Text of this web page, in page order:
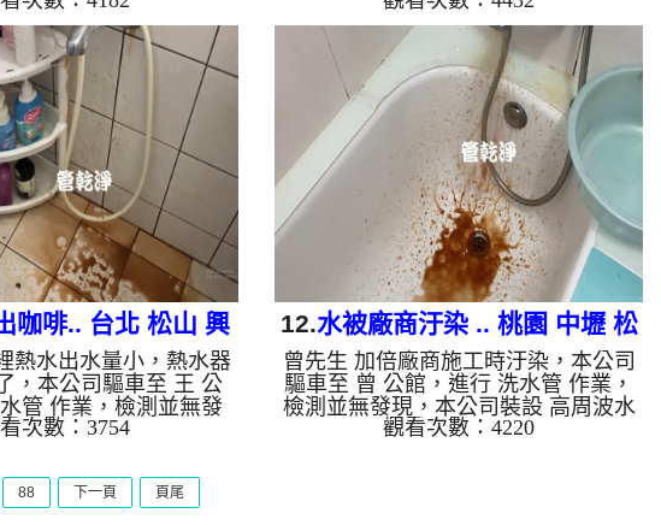
啟 水管清洗機 ，啟動
，一洗水管就流出咖啡
深，二個多小時後，出
也變大了。 如是自來
，會產生鐵鏽跟泥沙堆
就會是咖啡色，地下水
壁上會結成黑色管垢，
石油一樣黑，有些洗出
為裡面有銅的物質，生
是藍色的水，是因為水
頭合金的...
開啟 水管清洗機 ，啟動 水槌 模式，
一洗就流出白色髒水，還一直掉出白色
布丁塊，六個多小時後，管路清洗乾
淨。 如是自來水，如水管老化，會產
生鐵鏽跟泥沙堆積，洗出來的水就會是
咖啡色，地下水含有氧化錳，管壁上會
結成黑色管垢，洗出來的水會跟石油一
樣黑，有些洗出綠色的水，是因為裡面
有銅的物質，生鏽產生銅綠，如是藍色
的水，是因為水龍頭合金的養化造成，
有些水管洗出...
咖啡.. 台北 松山 興
清洗水管
熱水出水量小，熱水器
，本公司驅車至 王 公
管 作業，檢測並無發
設 高周波水管清洗機，
，啟動 螺旋波 模式，
咖啡，二個多小時後，
次數：3754
12.水被廠商汙染 .. 桃園 中壢 松
平路 清洗水管
曾先生 加倍廠商施工時汙染，本公司
驅車至 曾 公館，進行 洗水管 作業，
檢測並無發現，本公司裝設 高周波水
管清洗機，灌入 檸檬酸 至水管，等了
觀看次數：4220
88 下一頁 頁尾